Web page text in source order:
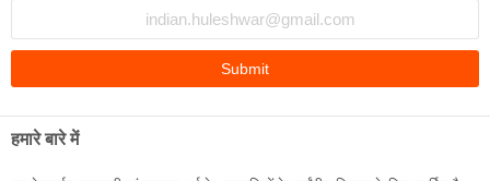
हमारे बारे में